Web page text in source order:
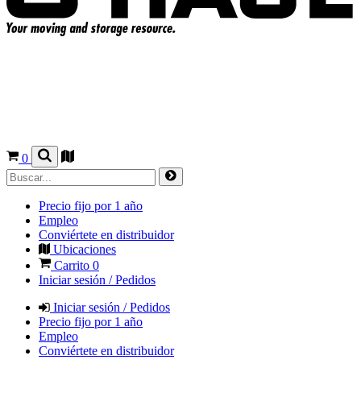
0
Precio fijo por 1 año
Empleo
Conviértete en distribuidor
Ubicaciones
Carrito 0
Iniciar sesión / Pedidos
Iniciar sesión / Pedidos
Precio fijo por 1 año
Empleo
Conviértete en distribuidor